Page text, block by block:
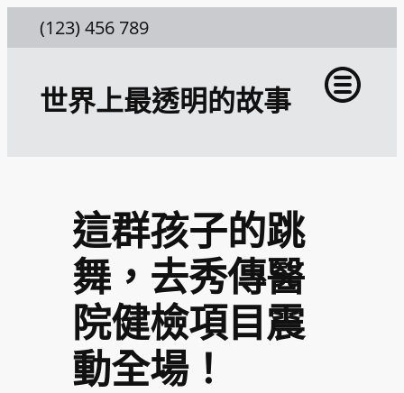
至
(123) 456 789
世界上最透明的故事
這群孩子的跳
舞，去秀傳醫
院健檢項目震
動全場！